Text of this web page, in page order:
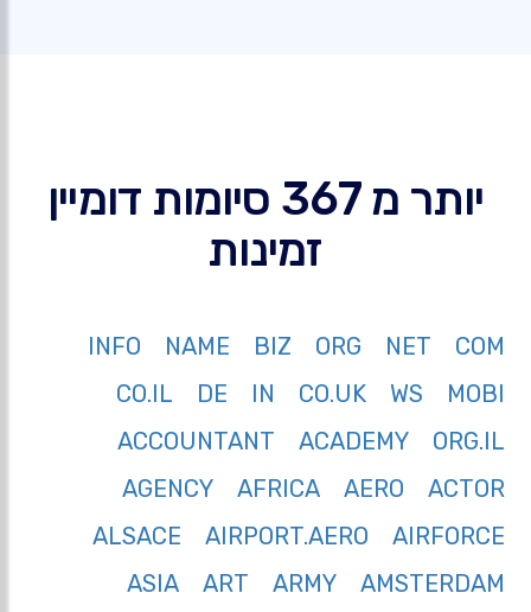
יותר מ 367 סיומות דומיין
זמינות
COM
NET
ORG
BIZ
NAME
INFO
MOBI
WS
CO.UK
IN
DE
CO.IL
ORG.IL
ACADEMY
ACCOUNTANT
ACTOR
AERO
AFRICA
AGENCY
AIRFORCE
AIRPORT.AERO
ALSACE
AMSTERDAM
ARMY
ART
ASIA